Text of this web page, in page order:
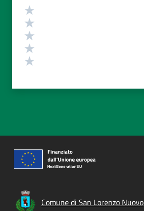
Valutazione
Comune di San Lorenzo Nuovo